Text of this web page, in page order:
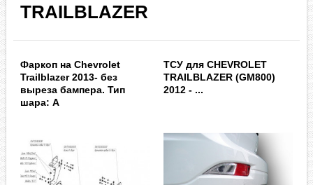
TRAILBLAZER
Фаркоп на Chevrolet
Trailblazer 2013- без
выреза бампера. Тип
шара: A
ТСУ для CHEVROLET
TRAILBLAZER (GM800)
2012 - ...